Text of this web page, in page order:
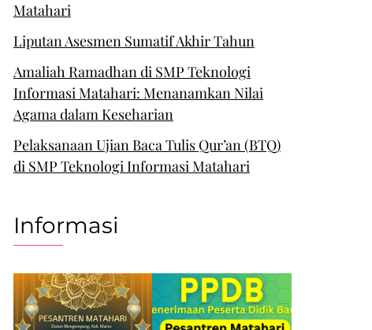
Matahari
Liputan Asesmen Sumatif Akhir Tahun
Amaliah Ramadhan di SMP Teknologi
Informasi Matahari: Menanamkan Nilai
Agama dalam Keseharian
Pelaksanaan Ujian Baca Tulis Qur’an (BTQ)
di SMP Teknologi Informasi Matahari
Informasi